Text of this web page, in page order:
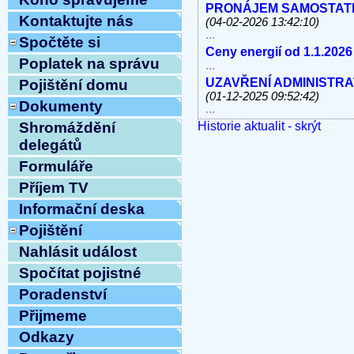
Kontaktujte nás
Spočtěte si
Poplatek na správu
Pojištění domu
Dokumenty
Shromáždění
delegátů
Formuláře
Příjem TV
Informační deska
Pojištění
Nahlásit událost
Spočítat pojistné
Poradenství
Přijmeme
Odkazy
PRONÁJEM
(04-02-2026 13:42:10)
...
Ceny energií od 1.1.2026
...
UZAVŘENÍ
(01-12-2025 09:52:42)
...
V úterý 11.11.2025 od
Historie aktualit - skrýt